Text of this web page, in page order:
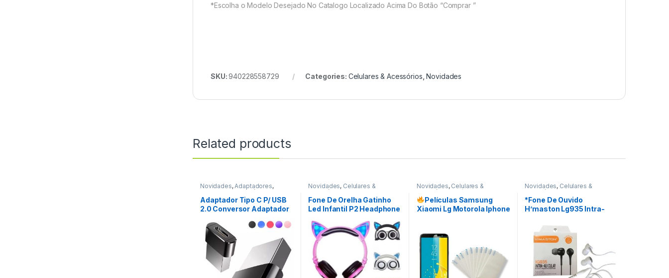
*Escolha o Modelo Desejado No Catalogo Localizado Acima Do Botão “Comprar ”
SKU:940228558729 Categories: Celulares & Acessórios ,Novidades
Related products
Novidades,Adaptadores,
Celulares & Acessórios
Adaptador Tipo C P/ USB
2.0 Conversor Adaptador
Fêmea REF: C262C200
Novidades, Celulares &
Acessórios
Fone De Orelha Gatinho
Led Infantil P2 Headphone
REF: 46C400
Novidades, Celulares &
Acessórios
Películas
Películas Samsung
Xiaomi Lg Motorola Iphone
Transparente Queima De
Estoque
Novidades, Celulares &
Acessórios
*Fone De Ouvido
H’maston Lg935 Intra-